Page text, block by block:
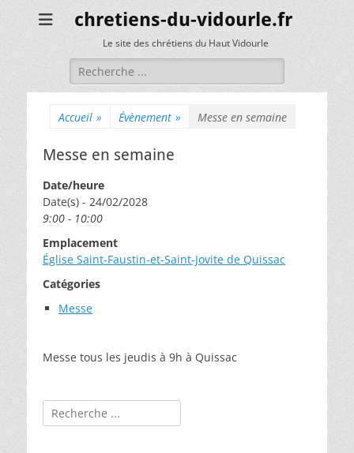
chretiens-du-vidourle.fr
Le site des chrétiens du Haut Vidourle
Rechercher :
Accueil » Évènement » Messe en semaine
Messe en semaine
Date/heure
Date(s) - 24/02/2028
9:00 - 10:00
Emplacement
Église Saint-Faustin-et-Saint-Jovite de Quissac
Catégories
Messe
Messe tous les jeudis à 9h à Quissac
Rechercher :